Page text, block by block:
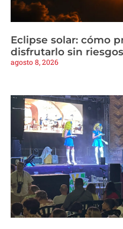
Eclipse solar: cómo
disfrutarlo sin riesgos
agosto 8, 2026